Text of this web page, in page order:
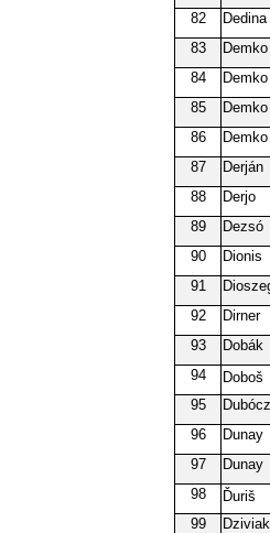
82
Dedina
83
Demko
84
Demko
85
Demko
86
Demko
87
Derján
88
Derjo
89
Dezsó
90
Dionis
91
92
Dirner
93
Dobák
94
Doboš
95
96
Dunay
97
Dunay
98
Ďuriš
99
Dziviak